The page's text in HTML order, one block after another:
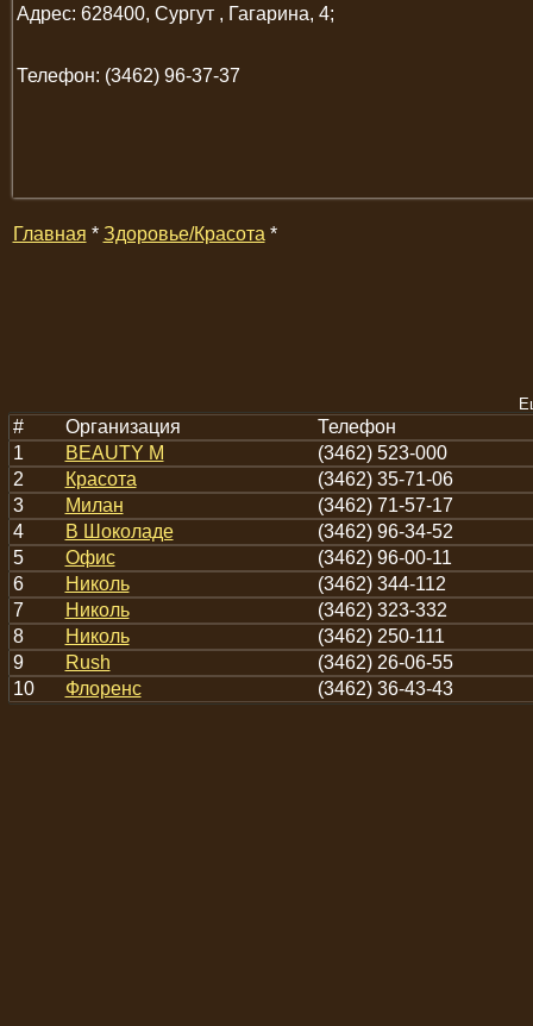
Адрес: 628400, Сургут , Гагарина, 4;
Телефон: (3462) 96-37-37
Главная * Здоровье/Красота *
# Организация
Телефон
1
BEAUTY M
(3462) 523-000
2
Красота
(3462) 35-71-06
3
Милан
(3462) 71-57-17
4
В Шоколаде
(3462) 96-34-52
5
Офис
(3462) 96-00-11
6
Николь
(3462) 344-112
7
Николь
(3462) 323-332
8
Николь
(3462) 250-111
9
Rush
(3462) 26-06-55
10
Флоренс (3462) 36-43-43